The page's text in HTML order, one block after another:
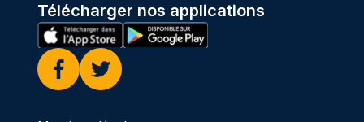
Télécharger nos applications
Facebook
Twitter